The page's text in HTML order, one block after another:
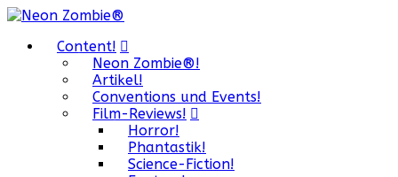
Content!
Neon Zombie®!
Artikel!
Conventions und Events!
Film-Reviews!
Horror!
Phantastik!
Science-Fiction!